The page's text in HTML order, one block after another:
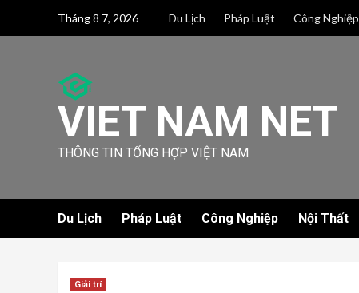
Tháng 8 7, 2026 Du Lịch Pháp Luật Công Nghiệp
VIET NAM NET
THÔNG TIN TỔNG HỢP VIỆT NAM
Du Lịch Pháp Luật Công Nghiệp Nội Thất
Giải trí